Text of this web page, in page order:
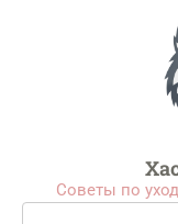
Советы по
Поиск: